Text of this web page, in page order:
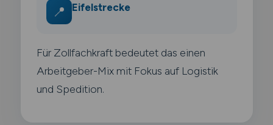
📍 Eifelstrecke
Für Zollfachkraft bedeutet das einen
Arbeitgeber-Mix mit Fokus auf Logistik
und Spedition.